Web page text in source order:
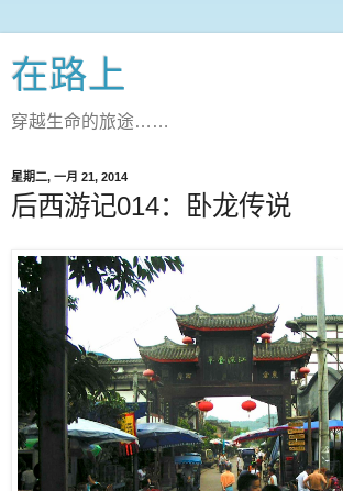
在路上
穿越生命的旅途……
星期二, 一月 21, 2014
后西游记014：卧龙传说